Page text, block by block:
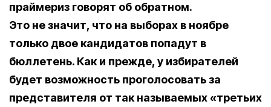
праймериз говорят об обратном.
Это не значит, что на выборах в ноябре
только двое кандидатов попадут в
бюллетень. Как и прежде, у избирателей
будет возможность проголосовать за
представителя от так называемых «третьих